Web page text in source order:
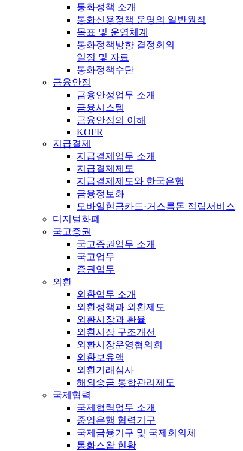
통화정책 소개
통화신용정책 운영의 일반원칙
목표 및 운영체계
통화정책방향 결정회의
일정 및 자료
통화정책수단
금융안정
금융안정업무 소개
금융시스템
금융안정의 이해
KOFR
지급결제
지급결제업무 소개
지급결제제도
지급결제제도와 한국은행
금융정보화
모바일현금카드·거스름돈 적립서비스
디지털화폐
국고증권
국고증권업무 소개
국고업무
증권업무
외환
외환업무 소개
외환정책과 외환제도
외환시장과 환율
외환시장 구조개선
외환시장운영협의회
외환보유액
외환거래심사
해외송금 통합관리제도
국제협력
국제협력업무 소개
중앙은행 협력기구
국제금융기구 및 국제회의체
통화스왑 현황